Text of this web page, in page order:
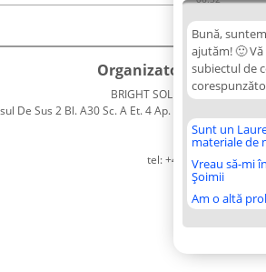
Bună,
ajutăm! 🙂
subiectul de
Sunt un
materiale de
Vreau să-mi
Șoimii
Am o altă
Organizator Ranking
BRIGHT SOLUTIONS BR SRL
De Sus 2 Bl. A30 Sc. A Et. 4 Ap. 13 Cod 061952
București
CUI 36737675
tel: +40 770 990 492